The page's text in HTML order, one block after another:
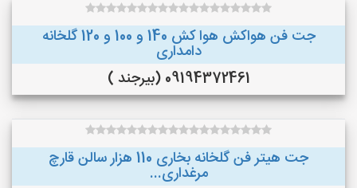
جت فن هواکش هوا کش 140 و 100 و 120 گلخانه
دامداری
09194372461 (بیرجند )
جت هیتر فن گلخانه بخاری 110 هزار سالن قارچ
مرغداری...